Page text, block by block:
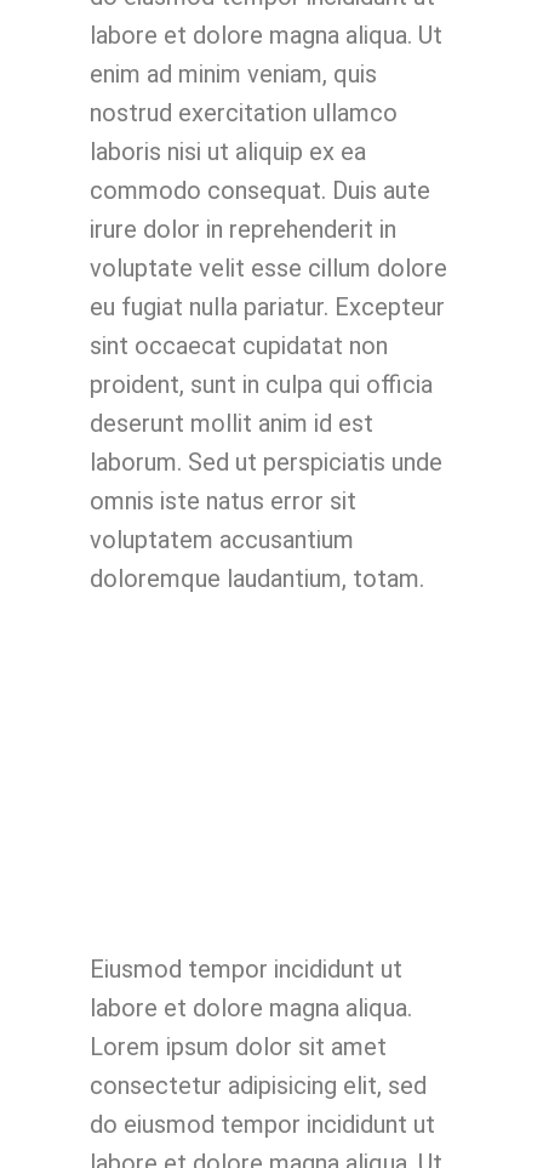
labore et dolore magna aliqua. Ut
enim ad minim veniam, quis
nostrud exercitation ullamco
laboris nisi ut aliquip ex ea
commodo consequat. Duis aute
irure dolor in reprehenderit in
voluptate velit esse cillum dolore
eu fugiat nulla pariatur. Excepteur
sint occaecat cupidatat non
proident, sunt in culpa qui officia
deserunt mollit anim id est
laborum. Sed ut perspiciatis unde
omnis iste natus error sit
voluptatem accusantium
doloremque laudantium, totam.
Eiusmod tempor incididunt ut
labore et dolore magna aliqua.
Lorem ipsum dolor sit amet
consectetur adipisicing elit, sed
do eiusmod tempor incididunt ut